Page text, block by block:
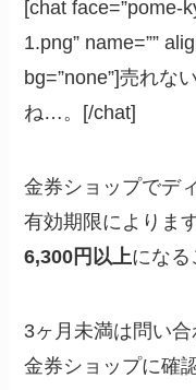
[chat face=”pome-
1.png” name=””
bg=”none”]売れな
ね…。[/chat]
金券ショップでデ
有効期限によりま
6,300円以上になる
3ヶ月未満は問い合
金券ショップに確